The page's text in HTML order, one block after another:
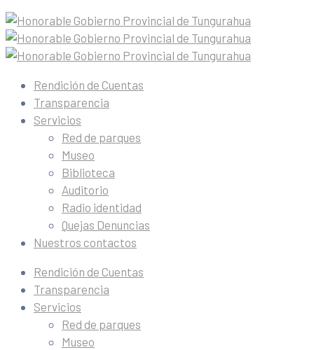
Rendición de Cuentas
Transparencia
Servicios
Red de parques
Museo
Biblioteca
Auditorio
Radio identidad
Quejas Denuncias
Nuestros contactos
Rendición de Cuentas
Transparencia
Servicios
Red de parques
Museo